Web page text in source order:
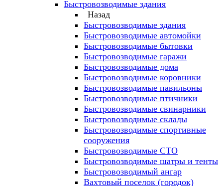
Быстровозводимые здания
Назад
Быстровозводимые здания
Быстровозводимые автомойки
Быстровозводимые бытовки
Быстровозводимые гаражи
Быстровозводимые дома
Быстровозводимые коровники
Быстровозводимые павильоны
Быстровозводимые птичники
Быстровозводимые свинарники
Быстровозводимые склады
Быстровозводимые спортивные
сооружения
Быстровозводимые СТО
Быстровозводимые шатры и тенты
Быстровозводимый ангар
Вахтовый поселок (городок)